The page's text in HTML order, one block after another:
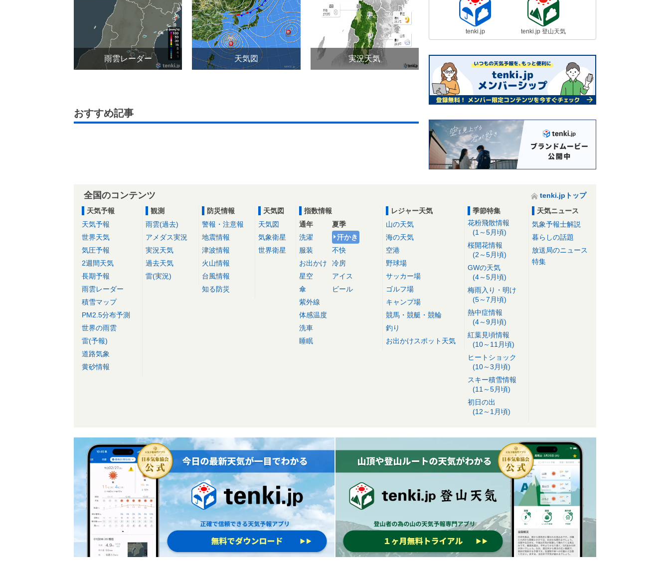
雨雲レーダー 天気図 実況天気
おすすめ記事
tenki.jp tenki.jp 登山天気
全国のコンテンツ
tenki.jpトップ
天気予報
天気予報
世界天気
気圧予報
2週間天気
長期予報
雨雲レーダー
積雪マップ
PM2.5分布予測
世界の雨雲
雷(予報)
道路気象
黄砂情報
観測
雨雲(過去)
アメダス実況
実況天気
過去天気
雷(実況)
防災情報
警報・注意報
地震情報
津波情報
火山情報
台風情報
知る防災
天気図
天気図
気象衛星
世界衛星
指数情報
通年
洗濯
服装
お出かけ
星空
傘
紫外線
体感温度
洗車
睡眠
夏季
汗かき
不快
冷房
アイス
ビール
レジャー天気
山の天気
海の天気
空港
野球場
サッカー場
ゴルフ場
キャンプ場
競馬・競艇・競輪
釣り
お出かけスポット天気
季節特集
花粉飛散情報
(1～5月頃)
桜開花情報
(2～5月頃)
GWの天気
(4～5月頃)
梅雨入り・明け
(5～7月頃)
熱中症情報
(4～9月頃)
紅葉見頃情報
(10～11月頃)
ヒートショック
(10～3月頃)
スキー積雪情報
(11～5月頃)
初日の出
(12～1月頃)
天気ニュース
気象予報士解説
暮らしの話題
放送局のニュース
特集